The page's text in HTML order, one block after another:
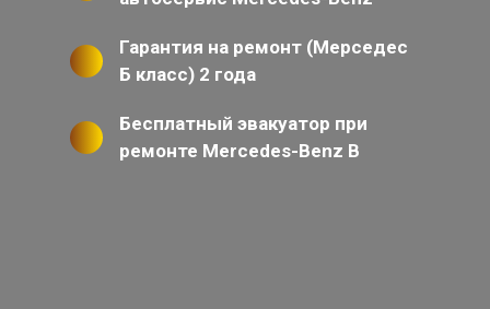
Гарантия на ремонт (Мерседес
Б класс) 2 года
Бесплатный эвакуатор при
ремонте Mercedes-Benz B